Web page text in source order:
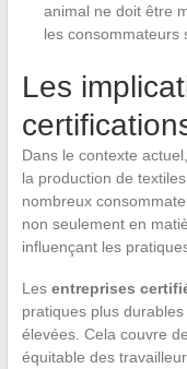
animal ne doit être
les consommateurs
Les
Dans le contexte
la production de
nombreux
non seulement en
influençant les
Les entreprises
pratiques plus
élevées. Cela couvre
équitable des